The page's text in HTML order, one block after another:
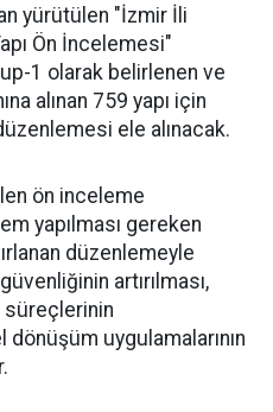
yürütülen "İzmir İli
Ön İncelemesi"
1 olarak belirlenen ve
alınan 759 yapı için
ele alınacak.
ön inceleme
yapılması gereken
düzenlemeyle
artırılması,
süreçlerinin
dönüşüm uygulamalarının